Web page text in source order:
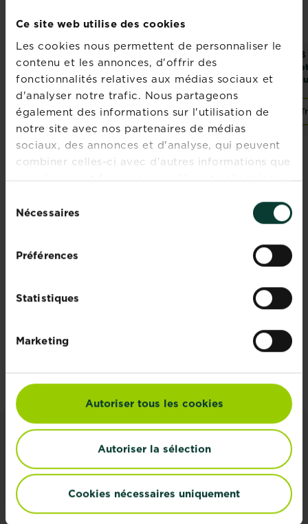
Ce site web utilise des cookies
Les cookies nous permettent de personnaliser le
contenu et les annonces, d'offrir des
fonctionnalités relatives aux médias sociaux et
d'analyser notre trafic. Nous partageons
également des informations sur l'utilisation de
notre site avec nos partenaires de médias
sociaux, des annonces et d'analyse, qui peuvent
combiner celles-ci avec d'autres informations que
vous leur avez fournies ou qu'ils ont collectées
duNécessaires
Préférences
Statistiques
Marketing
Autoriser tous les cookies
Autoriser la sélection
Cookies nécessaires uniquement
végétale enrichie
sans tourbe
Trouver un magasin
Fertiligène terreau
universel sans
tourbe
AcheterFertiligène terreau
mesure directement dans
CONSEILS ET INSPIRATIONS
Découvrez tous les articles